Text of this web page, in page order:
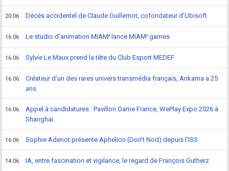
20.06 Décès accidentel de Claude Guillemot, cofondateur d'Ubisoft
16.06 Le studio d'animation MIAM! lance MIAM! games
16.06 Sylvie Le Maux prend la tête du Club Esport MEDEF
16.06
Créateur d'un des rares univers transmédia français, Ankama a 25
ans
16.06
Appel à candidatures : Pavillon Game France, WePlay Expo 2026 à
Shanghai
16.06 Sophie Adenot présente Aphelion (Don't Nod) depuis l'ISS
14.06 IA, entre fascination et vigilance, le regard de François Gutherz